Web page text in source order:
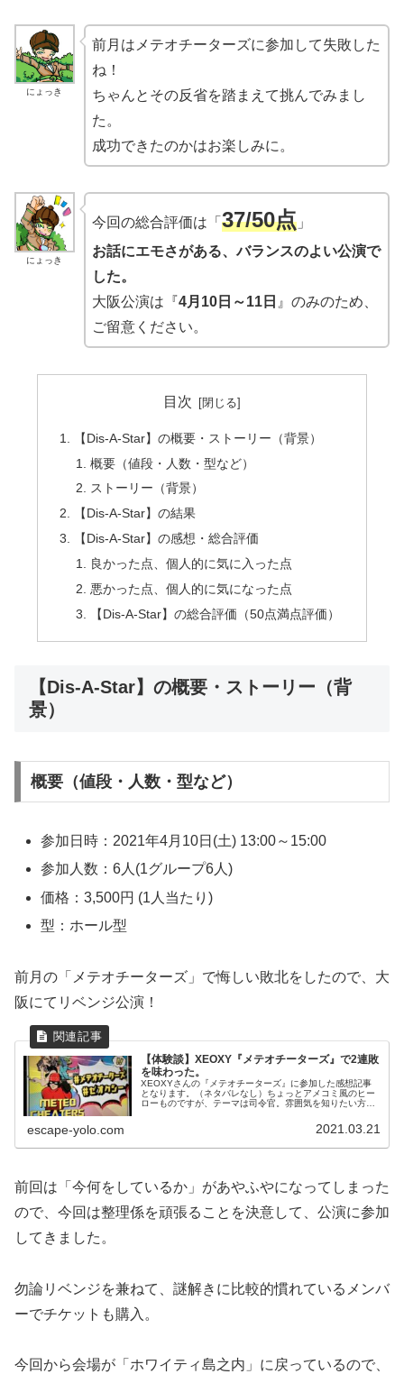
にょっき
前月はメテオチーターズに参加して失敗した
ね！
ちゃんとその反省を踏まえて挑んでみまし
た。
成功できたのかはお楽しみに。
にょっき
今回の総合評価は「 37/50点」
お話にエモさがある、バランスのよい公演で
した。
大阪公演は『4月10日～11日 』のみのため、
ご留意ください。
目次
【Dis-A-Star】の概要・ストーリー（背景）
概要（値段・人数・型など）
ストーリー（背景）
【Dis-A-Star】の結果
【Dis-A-Star】の感想・総合評価
良かった点、個人的に気に入った点
悪かった点、個人的に気になった点
【Dis-A-Star】の総合評価（50点満点評価）
【Dis-A-Star】の概要・ストーリー（背
景）
概要（値段・人数・型など）
参加日時：2021年4月10日(土) 13:00～15:00
参加人数：6人(1グループ6人)
価格：3,500円 (1人当たり)
型：ホール型
前月の「メテオチーターズ」で悔しい敗北をしたので、大
阪にてリベンジ公演！
【体験談】XEOXY『メテオチーターズ』で2連敗
を味わった。
XEOXYさんの『メテオチーターズ』に参加した感想記事
となります。（ネタバレなし）ちょっとアメコミ風のヒー
ローものですが、テーマは司令官。雰囲気を知りたい方に
escape-yolo.com 2021.03.21
前回は「今何をしているか」があやふやになってしまった
ので、今回は整理係を頑張ることを決意して、公演に参加
してきました。
勿論リベンジを兼ねて、謎解きに比較的慣れているメンバ
ーでチケットも購入。
今回から会場が「ホワイティ島之内」に戻っているので、